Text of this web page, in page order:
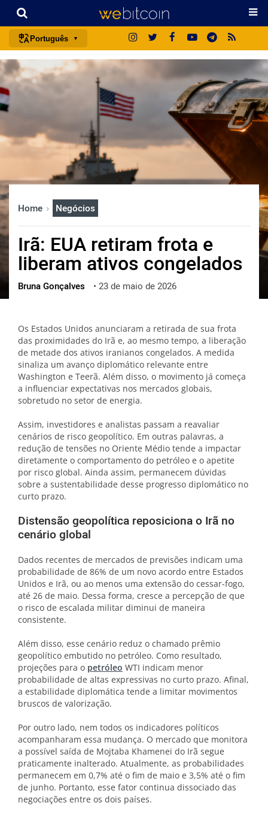
Português
português (BR)
english
italiano
日本語
русский
العربية
ไทย
ქართული
Home Negócios
Irã: EUA retiram frota e
liberam ativos congelados
Bruna Gonçalves • 23 de maio de 2026
Os Estados Unidos anunciaram a retirada de sua frota
das proximidades do Irã e, ao mesmo tempo, a liberação
de metade dos ativos iranianos congelados. A medida
sinaliza um avanço diplomático relevante entre
Washington e Teerã. Além disso, o movimento já começa
a influenciar expectativas nos mercados globais,
sobretudo no setor de energia.
Assim, investidores e analistas passam a reavaliar
cenários de risco geopolítico. Em outras palavras, a
redução de tensões no Oriente Médio tende a impactar
diretamente o comportamento do petróleo e o apetite
por risco global. Ainda assim, permanecem dúvidas
sobre a sustentabilidade desse progresso diplomático no
curto prazo.
Distensão geopolítica reposiciona o Irã no
cenário global
Dados recentes de mercados de previsões indicam uma
probabilidade de 86% de um novo acordo entre Estados
Unidos e Irã, ou ao menos uma extensão do cessar-fogo,
até 26 de maio. Dessa forma, cresce a percepção de que
o risco de escalada militar diminui de maneira
consistente.
Além disso, esse cenário reduz o chamado prêmio
geopolítico embutido no petróleo. Como resultado,
projeções para o petróleo WTI indicam menor
probabilidade de altas expressivas no curto prazo. Afinal,
a estabilidade diplomática tende a limitar movimentos
bruscos de valorização.
Por outro lado, nem todos os indicadores políticos
acompanharam essa mudança. O mercado que monitora
a possível saída de Mojtaba Khamenei do Irã segue
praticamente inalterado. Atualmente, as probabilidades
permanecem em 0,7% até o fim de maio e 3,5% até o fim
de junho. Portanto, esse fator continua dissociado das
negociações entre os dois países.